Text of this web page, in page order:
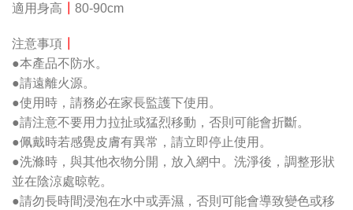
適用身高 80-90cm
注意事項
●本產品不防水。
●請遠離火源。
●使用時，請務必在家長監護下使用。
●請注意不要用力拉扯或猛烈移動，否則可能會折斷。
●佩戴時若感覺皮膚有異常，請立即停止使用。
●洗滌時，與其他衣物分開，放入網中。洗淨後，調整形狀
並在陰涼處晾乾。
●請勿長時間浸泡在水中或弄濕，否則可能會導致變色或移